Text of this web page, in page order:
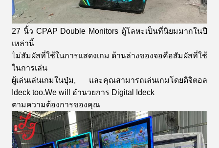
27 นิ้ว CPAP Double Monitors ตู้โลหะเป็นที่นิยมมากในปี
เหล่านี้
ไม่สัมผัสที่ใช้ในการแสดงเกม ด้านล่างของจอคือสัมผัสที่ใช้
ในการเล่น
ผู้เล่นเล่นเกมในปุ่ม, และคุณสามารถเล่นเกมโดยดิจิตอล
Ideck too.We will อํานวยการ Digital Ideck
ตามความต้องการของคุณ